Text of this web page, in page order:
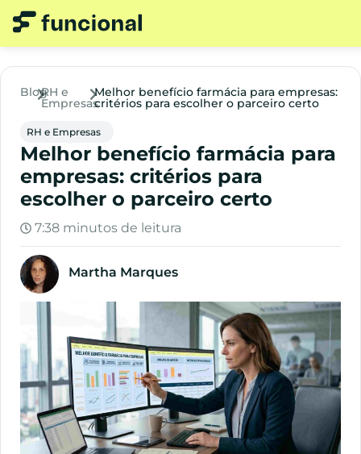
BlogRH e
Empresas
Melhor benefício farmácia para empresas:
critérios para escolher o parceiro certo
RH e Empresas
Melhor benefício farmácia para
empresas: critérios para
escolher o parceiro certo
7:38 minutos de leitura
Martha Marques